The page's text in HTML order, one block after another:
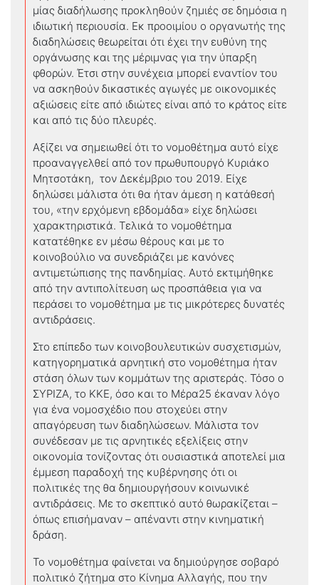
μίας διαδήλωσης προκληθούν ζημιές σε δημόσια η
ιδιωτική περιουσία. Εκ προοιμίου ο οργανωτής της
διαδηλώσεις θεωρείται ότι έχει την ευθύνη της
οργάνωσης και της μέριμνας για την ύπαρξη
φθορών. Έτσι στην συνέχεια μπορεί εναντίον του
να ασκηθούν δικαστικές αγωγές με οικονομικές
αξιώσεις είτε από ιδιώτες είναι από το κράτος είτε
και από τις δύο πλευρές.
Αξίζει να σημειωθεί ότι το νομοθέτημα αυτό είχε
προαναγγελθεί από τον πρωθυπουργό Κυριάκο
Μητσοτάκη, τον Δεκέμβριο του 2019. Είχε
δηλώσει μάλιστα ότι θα ήταν άμεση η κατάθεσή
του, «την ερχόμενη εβδομάδα» είχε δηλώσει
χαρακτηριστικά. Τελικά το νομοθέτημα
κατατέθηκε εν μέσω θέρους και με το
κοινοβούλιο να συνεδριάζει με κανόνες
αντιμετώπισης της πανδημίας. Αυτό εκτιμήθηκε
από την αντιπολίτευση ως προσπάθεια για να
περάσει το νομοθέτημα με τις μικρότερες δυνατές
αντιδράσεις.
Στο επίπεδο των κοινοβουλευτικών συσχετισμών,
κατηγορηματικά αρνητική στο νομοθέτημα ήταν
στάση όλων των κομμάτων της αριστεράς. Τόσο ο
ΣΥΡΙΖΑ, το ΚΚΕ, όσο και το Μέρα25 έκαναν λόγο
για ένα νομοσχέδιο που στοχεύει στην
απαγόρευση των διαδηλώσεων. Μάλιστα τον
συνέδεσαν με τις αρνητικές εξελίξεις στην
οικονομία τονίζοντας ότι ουσιαστικά αποτελεί μια
έμμεση παραδοχή της κυβέρνησης ότι οι
πολιτικές της θα δημιουργήσουν κοινωνικέ
αντιδράσεις. Με το σκεπτικό αυτό θωρακίζεται –
όπως επισήμαναν – απέναντι στην κινηματική
δράση.
Το νομοθέτημα φαίνεται να δημιούργησε σοβαρό
πολιτικό ζήτημα στο Κίνημα Αλλαγής, που την